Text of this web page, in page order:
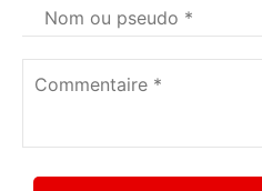
Votre
nom*